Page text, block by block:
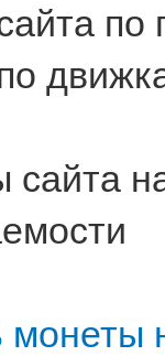
сайта
монеты